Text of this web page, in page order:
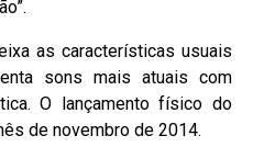
as características usuais
sons mais atuais com
O lançamento físico do
de novembro de 2014.